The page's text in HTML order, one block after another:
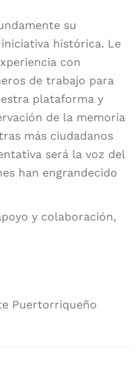
su
histórica. Le
con
de trabajo para
plataforma y
de la memoria
más ciudadanos
será la voz del
han engrandecido
y colaboración,
Puertorriqueño